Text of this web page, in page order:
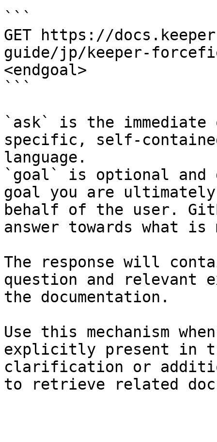
```
GET https://
guide/jp/keeper-
<endgoal>
```
`ask` is the
specific, self-
language.
`goal` is optional and
goal you are
behalf of the user.
answer towards what
The response will
question and relevant
the documentation.
Use this mechanism
explicitly present in
clarification or